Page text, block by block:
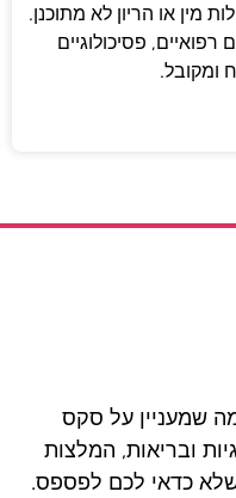
מין או הריון לא מתוכנן.
פסיכולוגיים
ומקובל.
שמעניין על סקס
ובריאות, המלצות
שלא כדאי לכם לפספס.